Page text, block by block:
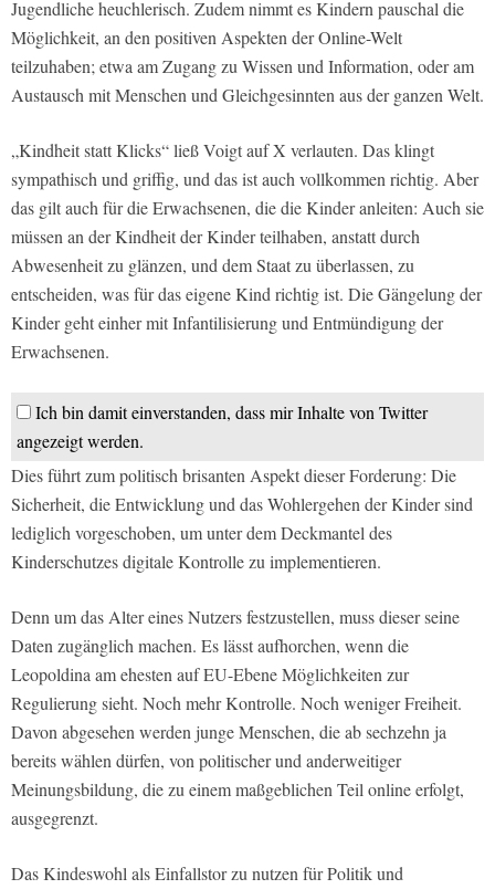
Jugendliche heuchlerisch. Zudem nimmt es Kindern pauschal die
Möglichkeit, an den positiven Aspekten der Online-Welt
teilzuhaben; etwa am Zugang zu Wissen und Information, oder am
Austausch mit Menschen und Gleichgesinnten aus der ganzen Welt.
„Kindheit statt Klicks“ ließ Voigt auf X verlauten. Das klingt
sympathisch und griffig, und das ist auch vollkommen richtig. Aber
das gilt auch für die Erwachsenen, die die Kinder anleiten: Auch sie
müssen an der Kindheit der Kinder teilhaben, anstatt durch
Abwesenheit zu glänzen, und dem Staat zu überlassen, zu
entscheiden, was für das eigene Kind richtig ist. Die Gängelung der
Kinder geht einher mit Infantilisierung und Entmündigung der
Erwachsenen.
Ich bin damit einverstanden, dass mir Inhalte von Twitter
angezeigt werden.
Dies führt zum politisch brisanten Aspekt dieser Forderung: Die
Sicherheit, die Entwicklung und das Wohlergehen der Kinder sind
lediglich vorgeschoben, um unter dem Deckmantel des
Kinderschutzes digitale Kontrolle zu implementieren.
Denn um das Alter eines Nutzers festzustellen, muss dieser seine
Daten zugänglich machen. Es lässt aufhorchen, wenn die
Leopoldina am ehesten auf EU-Ebene Möglichkeiten zur
Regulierung sieht. Noch mehr Kontrolle. Noch weniger Freiheit.
Davon abgesehen werden junge Menschen, die ab sechzehn ja
bereits wählen dürfen, von politischer und anderweitiger
Meinungsbildung, die zu einem maßgeblichen Teil online erfolgt,
ausgegrenzt.
Das Kindeswohl als Einfallstor zu nutzen für Politik und